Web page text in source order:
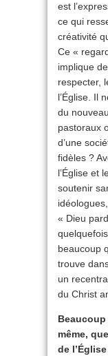
est
ce qui
créativité
Ce «
implique
respecter,
l’Église. Il
du
pastoraux
d’une
fidèles ?
l’Église et
soutenir
« Dieu
beaucoup
trouve
un
du Christ
même,
de